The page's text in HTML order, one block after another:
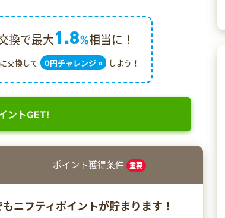
換で最大1.8%相当に！
交換して 0円チャレンジ » しよう！
ントGET!
ポイント獲得条件 重要
ニフティポイントが貯まります！